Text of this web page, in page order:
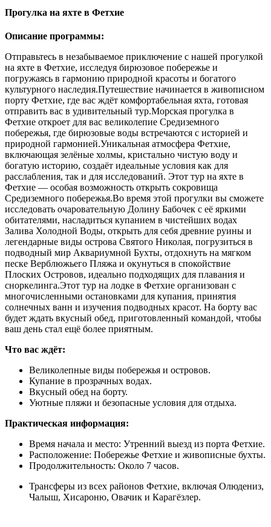
Прогулка на яхте в Фетхие
Описание программы:
Отправьтесь в незабываемое приключение с нашей прогулкой
на яхте в Фетхие, исследуя бирюзовое побережье и
погружаясь в гармонию природной красоты и богатого
культурного наследия.Путешествие начинается в живописном
порту Фетхие, где вас ждёт комфортабельная яхта, готовая
отправить вас в удивительный тур.Морская прогулка в
Фетхие откроет для вас великолепие Средиземного
побережья, где бирюзовые воды встречаются с историей и
природной гармонией.Уникальная атмосфера Фетхие,
включающая зелёные холмы, кристально чистую воду и
богатую историю, создаёт идеальные условия как для
расслабления, так и для исследований. Этот тур на яхте в
Фетхие — особая возможность открыть сокровища
Средиземного побережья.Во время этой прогулки вы сможете
исследовать очаровательную Долину Бабочек с её яркими
обитателями, насладиться купанием в чистейших водах
Залива Холодной Воды, открыть для себя древние руины и
легендарные виды острова Святого Николая, погрузиться в
подводный мир Аквариумной Бухты, отдохнуть на мягком
песке Верблюжьего Пляжа и окунуться в спокойствие
Плоских Островов, идеально подходящих для плавания и
сноркелинга.Этот тур на лодке в Фетхие организован с
многочисленными остановками для купания, принятия
солнечных ванн и изучения подводных красот. На борту вас
будет ждать вкусный обед, приготовленный командой, чтобы
ваш день стал ещё более приятным.
Что вас ждёт:
Великолепные виды побережья и островов.
Купание в прозрачных водах.
Вкусный обед на борту.
Уютные пляжи и безопасные условия для отдыха.
Практическая информация:
Время начала и место: Утренний выезд из порта Фетхие.
Расположение: Побережье Фетхие и живописные бухты.
Продолжительность: Около 7 часов.
Трансферы из всех районов Фетхие, включая Олюдениз,
Чалыш, Хисароню, Овачик и Карагёзлер.